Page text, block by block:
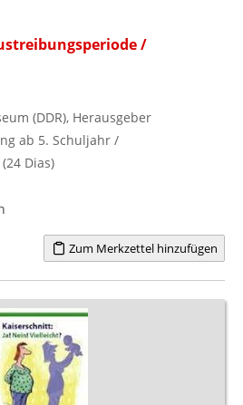
/
(DDR), Herausgeber
ab 5. Schuljahr /
Dias)
Zum Merkzettel hinzufügen